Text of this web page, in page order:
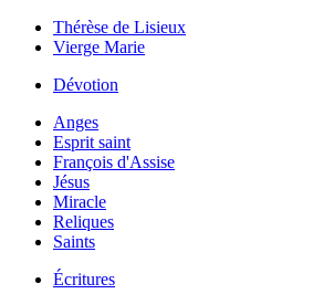
Thérèse de Lisieux
Vierge Marie
Dévotion
Anges
Esprit saint
François d'Assise
Jésus
Miracle
Reliques
Saints
Écritures